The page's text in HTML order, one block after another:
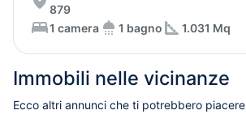
879
1 camera
1 bagno 1.031 Mq
Immobili nelle vicinanze
Ecco altri annunci che ti potrebbero piacere